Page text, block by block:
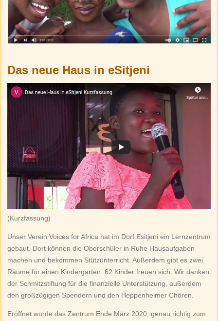
Das neue Haus in eSitjeni
(Kurzfassung)
Unser Verein Voices for Africa hat im Dorf Esitjeni ein Lernzentrum
gebaut. Dort können die Oberschüler in Ruhe Hausaufgaben
machen und bekommen Stützunterricht. Außerdem gibt es zwei
Räume für einen Kindergarten. 62 Kinder freuen sich. Wir danken
der Schmitzstiftung für die finanzielle Unterstützung, außerdem
den großzügigen Spendern und den Heppenheimer Chören.
Eröffnet wurde das Zentrum Ende März 2020, genau richtig zum